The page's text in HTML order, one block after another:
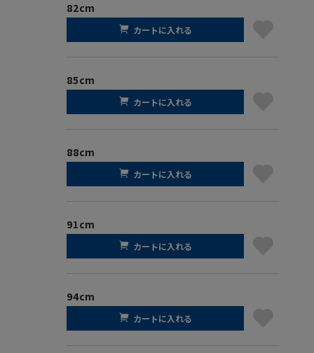
82cm
カートに入れる
85cm
カートに入れる
88cm
カートに入れる
91cm
カートに入れる
94cm
カートに入れる